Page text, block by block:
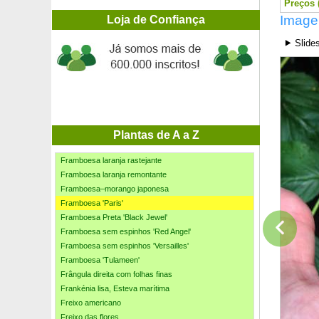
Loja de Confiança
Plantas de A a Z
Forsítia rosa da Coreia
Fotínia anã
Fotínia 'Carré Rouge'
Fotínia 'Red Robin'
Framboesa com frutos púrpura não remontante
Framboesa 'Heritage'
Framboesa laranja rastejante
Framboesa laranja remontante
Framboesa–morango japonesa
Framboesa 'Paris'
Framboesa Preta 'Black Jewel'
Framboesa sem espinhos 'Red Angel'
Framboesa sem espinhos 'Versailles'
Framboesa 'Tulameen'
Frângula direita com folhas finas
Frankénia lisa, Esteva marítima
Freixo americano
Freixo das flores
Preços
⯈